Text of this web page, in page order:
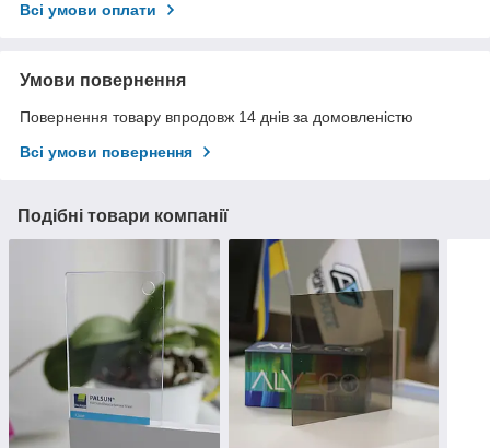
Всі умови оплати
Умови повернення
Повернення товару впродовж 14 днів за домовленістю
Всі умови повернення
Подібні товари компанії